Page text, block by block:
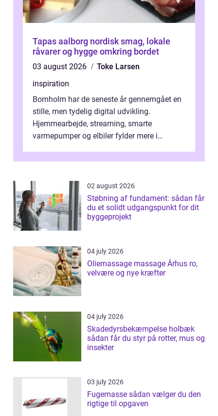
Tapas aalborg nordisk smag, lokale
råvarer og hygge omkring bordet
03 august 2026
Toke Larsen
inspiration
Bornholm har de seneste år gennemgået en
stille, men tydelig digital udvikling.
Hjemmearbejde, streaming, smarte
varmepumper og elbiler fylder mere i
velfungerende ele...
02 august 2026
Støbning af fundament: sådan får
du et solidt udgangspunkt for dit
byggeprojekt
04 july 2026
Oliemassage massage Århus ro,
velvære og nye kræfter
04 july 2026
Skadedyrsbekæmpelse holbæk
sådan får du styr på rotter, mus og
insekter
03 july 2026
Fugemasse sådan vælger du den
rigtige til opgaven